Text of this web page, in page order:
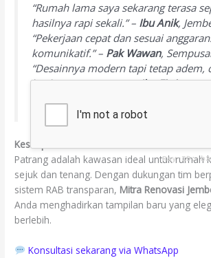
“Rumah lama saya sekarang terasa
hasilnya rapi sekali.” – Ibu Anik,
“Pekerjaan cepat dan sesuai
komunikatif.” – Pak Wawan,
“Desainnya modern tapi tetap adem,
lingkungan Patrang.” –Ibu Fitri,
Kesimpulan
Patrang adalah kawasan ideal untuk rumah
sejuk dan tenang. Dengan dukungan tim
sistem RAB transparan, Mitra Renovasi
Anda menghadirkan tampilan baru yang
berlebih.
Konsultasi sekarang via WhatsApp